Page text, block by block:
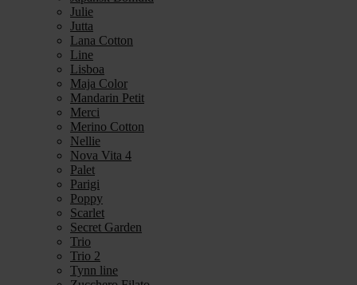
Julie
Jutta
Lana Cotton
Line
Lisboa
Maja Color
Mandarin Petit
Merci
Merino Cotton
Nellie
Nova Vita 4
Palet
Parigi
Poppy
Scarlet
Secret Garden
Trio
Trio 2
Tynn line